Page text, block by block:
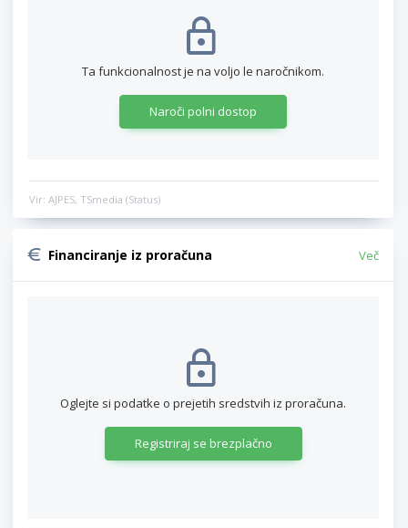
Ta funkcionalnost je na voljo le naročnikom.
Naroči polni dostop
Vir: AJPES, TSmedia (Status)
Financiranje iz proračuna Več
Oglejte si podatke o prejetih sredstvih iz proračuna.
Registriraj se brezplačno